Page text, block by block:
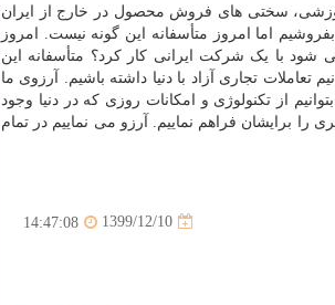
سختی های فروش محصول در خارج از ایران
اما امروز متأسفانه این گونه نیست. امروز
با یک شرکت ایرانی کار کرد؟ متأسفانه این
تجاری آزاد با دنیا داشته باشیم. آرزوی ما
از تکنولوژی و امکانات روزی که در دنیا وجود
را برایشان فراهم نماییم. آرزو می نماییم در تمام
1399/12/10
14:47:08